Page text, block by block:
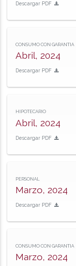
Descargar PDF
CONSUMO CON GARANTIA
Abril, 2024
Descargar PDF
HIPOTECARIO
Abril, 2024
Descargar PDF
PERSONAL
Marzo, 2024
Descargar PDF
CONSUMO CON GARANTIA
Marzo, 2024